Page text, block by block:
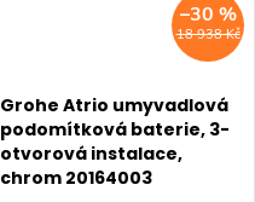
18 938 Kč
–30 %
Grohe Atrio umyvadlová
podomítková baterie, 3-
otvorová instalace,
chrom 20164003